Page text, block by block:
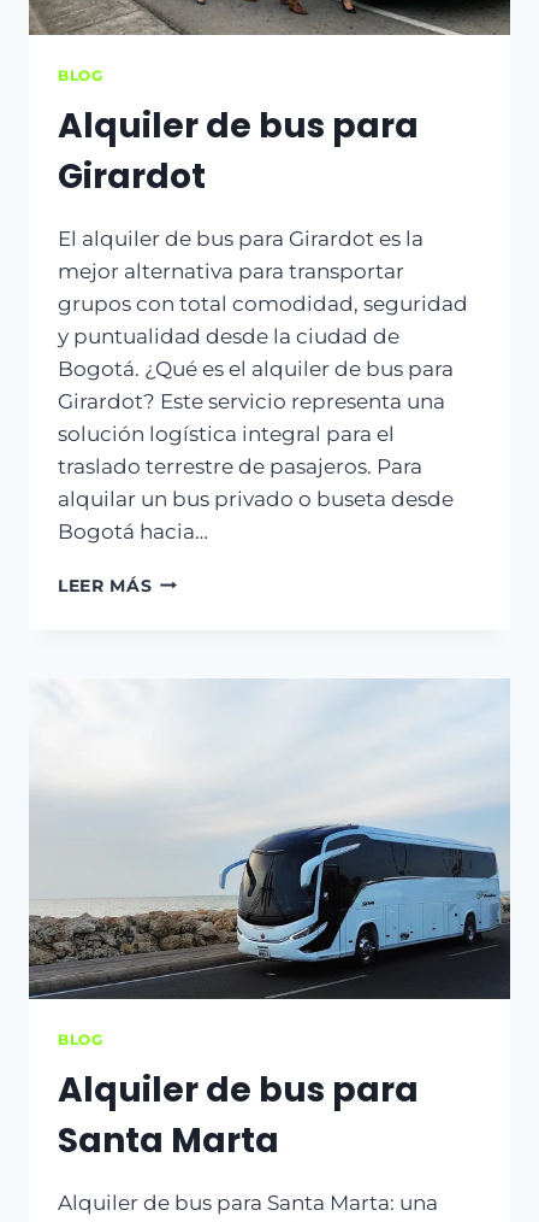
BLOG
Alquiler de bus para
Girardot
El alquiler de bus para Girardot es la
mejor alternativa para transportar
grupos con total comodidad, seguridad
y puntualidad desde la ciudad de
Bogotá. ¿Qué es el alquiler de bus para
Girardot? Este servicio representa una
solución logística integral para el
traslado terrestre de pasajeros. Para
alquilar un bus privado o buseta desde
Bogotá hacia…
LEER MÁS
BLOG
Alquiler de bus para
Santa Marta
Alquiler de bus para Santa Marta: una